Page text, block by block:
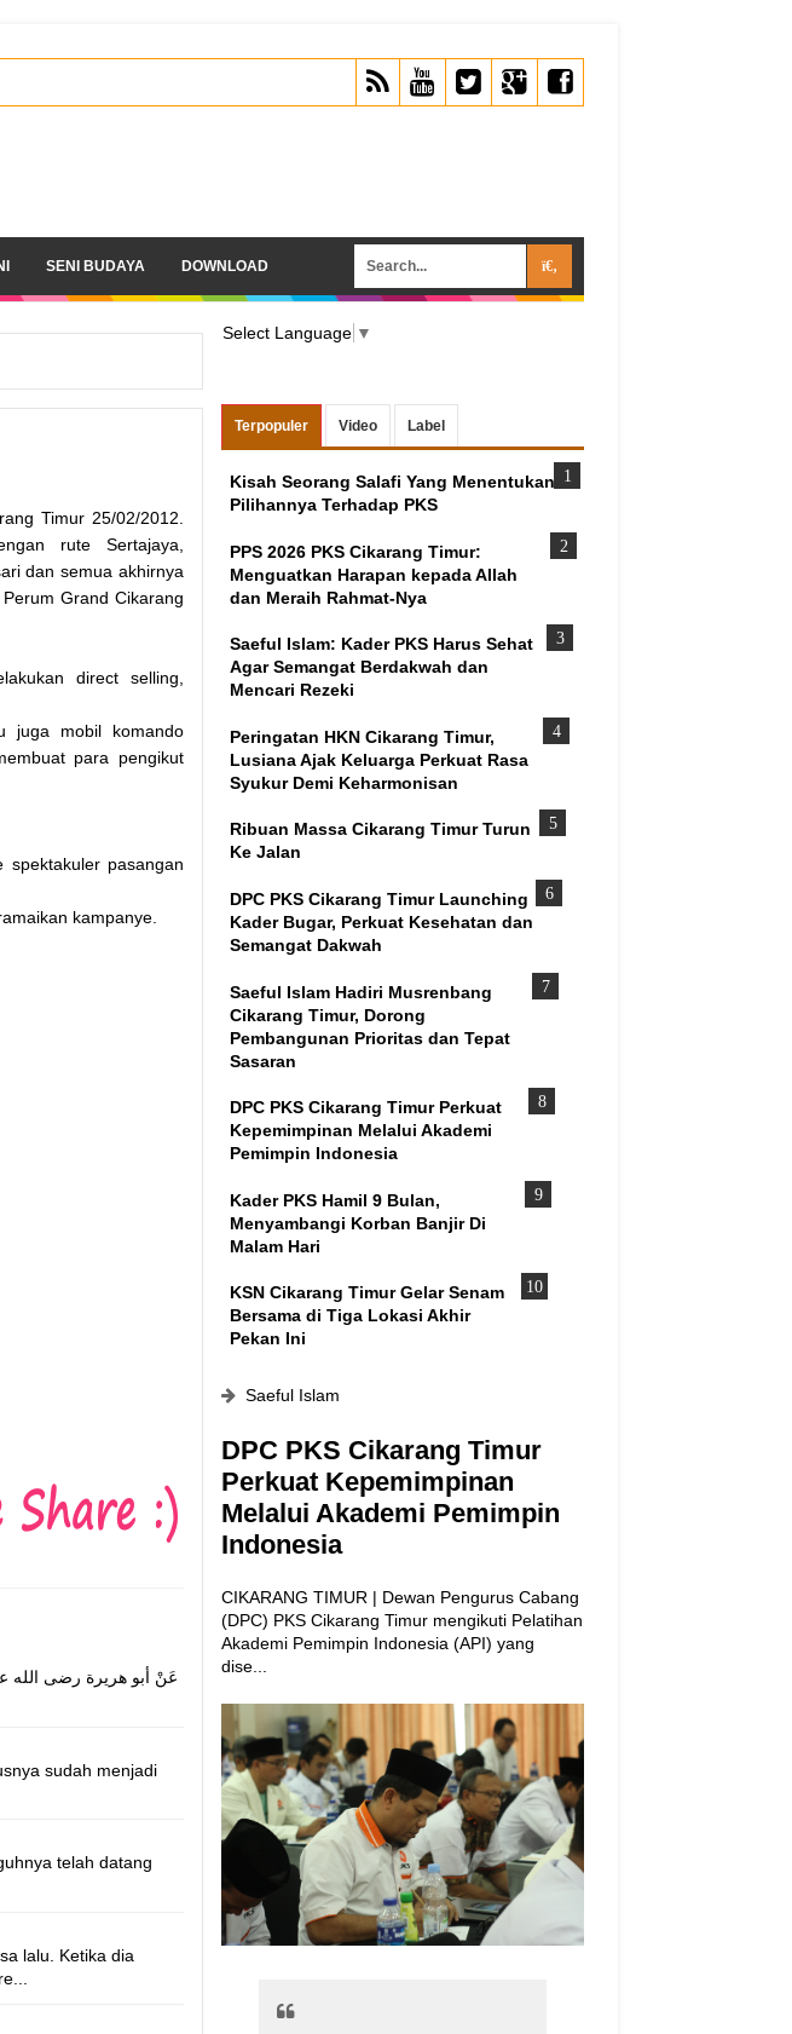
SENI BUDAYA DOWNLOAD
Timur 25/02/2012.
rute Sertajaya,
dan semua akhirnya
Grand Cikarang
direct selling,
juga mobil komando
para pengikut
spektakuler pasangan
kampanye.
sudah menjadi
telah datang
lalu. Ketika dia
Select Language ▼
Terpopuler Video Label
Kisah Seorang Salafi Yang Menentukan
Pilihannya Terhadap PKS
PPS 2026 PKS Cikarang Timur:
Menguatkan Harapan kepada Allah
dan Meraih Rahmat-Nya
Saeful Islam: Kader PKS Harus Sehat
Agar Semangat Berdakwah dan
Mencari Rezeki
Peringatan HKN Cikarang Timur,
Lusiana Ajak Keluarga Perkuat Rasa
Syukur Demi Keharmonisan
Ribuan Massa Cikarang Timur Turun
Ke Jalan
DPC PKS Cikarang Timur Launching
Kader Bugar, Perkuat Kesehatan dan
Semangat Dakwah
Saeful Islam Hadiri Musrenbang
Cikarang Timur, Dorong
Pembangunan Prioritas dan Tepat
Sasaran
DPC PKS Cikarang Timur Perkuat
Kepemimpinan Melalui Akademi
Pemimpin Indonesia
Kader PKS Hamil 9 Bulan,
Menyambangi Korban Banjir Di
Malam Hari
KSN Cikarang Timur Gelar Senam
Bersama di Tiga Lokasi Akhir
Pekan Ini
Saeful Islam
DPC PKS Cikarang Timur
Perkuat Kepemimpinan
Melalui Akademi Pemimpin
Indonesia
CIKARANG TIMUR | Dewan Pengurus Cabang
(DPC) PKS Cikarang Timur mengikuti Pelatihan
Akademi Pemimpin Indonesia (API) yang
dise...